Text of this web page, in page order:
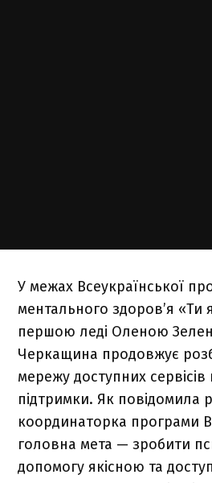
У межах Всеукраїнської
ментального здоров’я «Ти
першою леді Оленою
Черкащина продовжує
мережу доступних сервісів
підтримки. Як повідомила
координаторка програми
головна мета — зробити
допомогу якісною та